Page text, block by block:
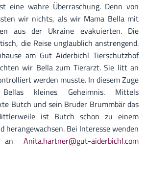
eine wahre Überraschung. Denn von
wir nichts, als wir Mama Bella mit
aus der Ukraine evakuierten. Die
die Reise unglaublich anstrengend.
am Gut Aiderbichl Tierschutzhof
wir Bella zum Tierarzt. Sie litt an
werden musste. In diesem Zuge
kleines Geheimnis. Mittels
Butch und sein Bruder Brummbär das
ist Butch schon zu einem
herangewachsen. Bei Interesse wenden
an Anita.hartner@gut-aiderbichl.com